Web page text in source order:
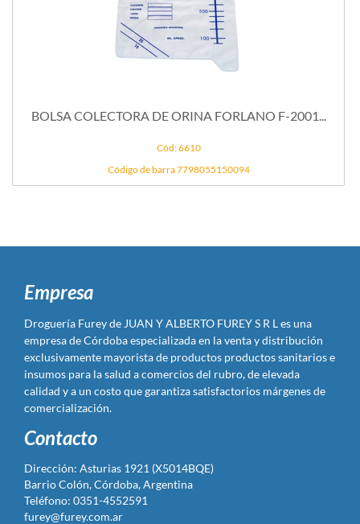
BOLSA COLECTORA DE ORINA FORLANO F-2001...
Cód: 6610
Código de barra 7798055150094
Empresa
Droguería Furey de JUAN Y ALBERTO FUREY S R L es una
empresa de Córdoba especializada en la venta y distribución
exclusivamente mayorista de productos productos sanitarios e
insumos para la salud a comercios del rubro, de elevada
calidad y a un costo que garantiza satisfactorios márgenes de
comercialización.
Contacto
Dirección: Asturias 1921 (X5014BQE)
Barrio Colón, Córdoba, Argentina
Teléfono: 0351-4552591
furey@furey.com.ar